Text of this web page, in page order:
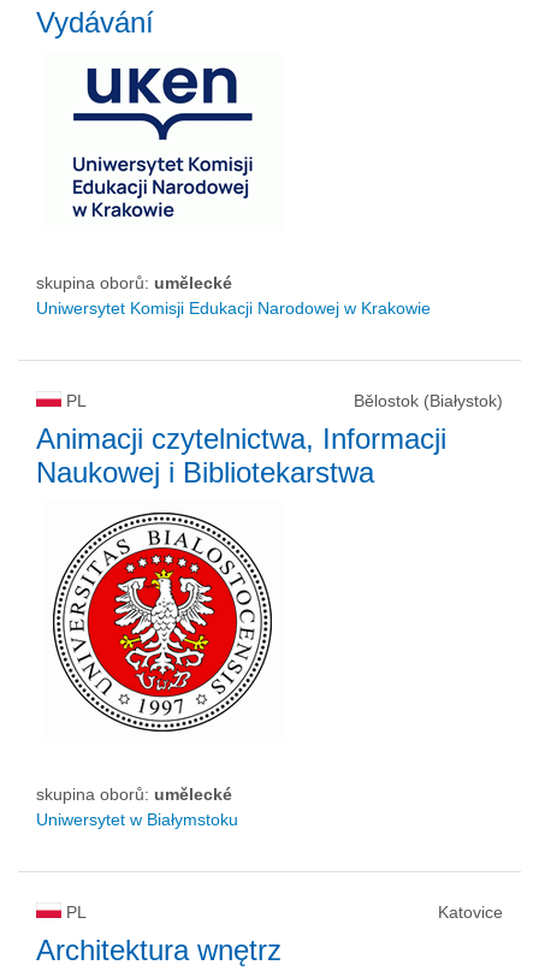
Vydávání
skupina oborů: umělecké
Uniwersytet Komisji Edukacji Narodowej w Krakowie
PL Bělostok (Białystok)
Animacji czytelnictwa, Informacji
Naukowej i Bibliotekarstwa
skupina oborů: umělecké
Uniwersytet w Białymstoku
PL Katovice
Architektura wnętrz